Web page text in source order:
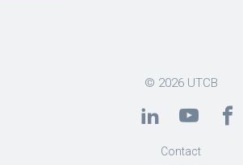
© 2026 UTCB
Contact